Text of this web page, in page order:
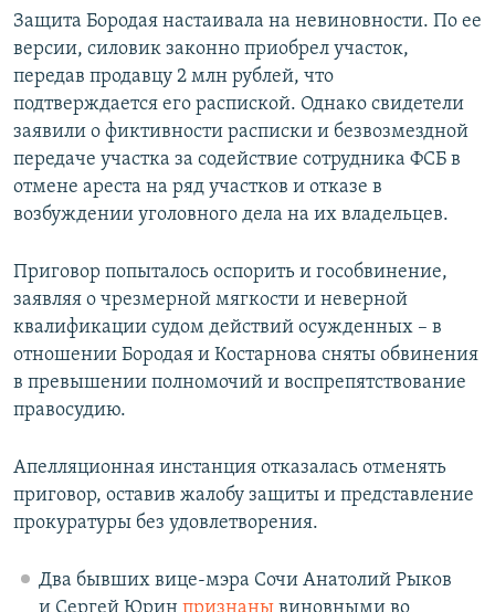
Защита Бородая настаивала на невиновности. По ее
версии, силовик законно приобрел участок,
передав продавцу 2 млн рублей, что
подтверждается его распиской. Однако свидетели
заявили о фиктивности расписки и безвозмездной
передаче участка за содействие сотрудника ФСБ в
отмене ареста на ряд участков и отказе в
возбуждении уголовного дела на их владельцев.
Приговор попыталось оспорить и гособвинение,
заявляя о чрезмерной мягкости и неверной
квалификации судом действий осужденных – в
отношении Бородая и Костарнова сняты обвинения
в превышении полномочий и воспрепятствование
правосудию.
Апелляционная инстанция отказалась отменять
приговор, оставив жалобу защиты и представление
прокуратуры без удовлетворения.
Два бывших вице-мэра Сочи Анатолий Рыков